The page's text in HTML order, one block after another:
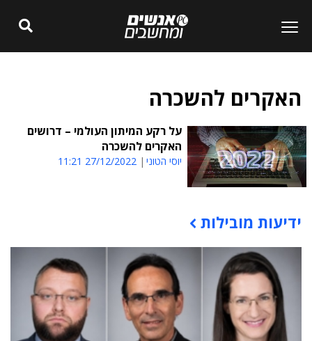
האקרים להשכרה
על רקע המיתון העולמי – דרושים
האקרים להשכרה
יוסי הטוני 27/12/2022 11:21
תוכן פרסומי
ידיעות מובילות